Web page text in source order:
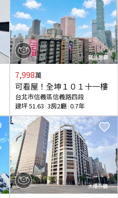
7,998萬
可看屋！全坤１０１十一樓
台北市信義區信義路四段
建坪51.63 3房2廳 0.7年